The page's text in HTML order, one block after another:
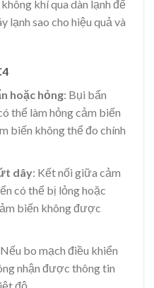
khí qua dàn lạnh để
lạnh sao cho hiệu quả và
hoặc hỏng: Bụi bẩn
thể làm hỏng cảm biến
biến không thể đo chính
dây: Kết nối giữa cảm
có thể bị lỏng hoặc
biến không được
bo mạch điều khiển
nhận được thông tin
độ.